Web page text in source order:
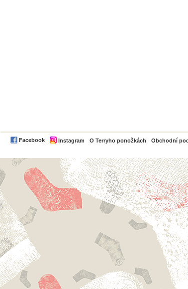
Facebook Instagram O Terryho ponožkách Obchodní
PayPal